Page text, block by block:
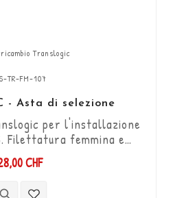
Translogic
TR-FM-107
- Asta di selezione
per l'installazione
86 mm + filettatura
essere accorciata a 66
mm).
CHF